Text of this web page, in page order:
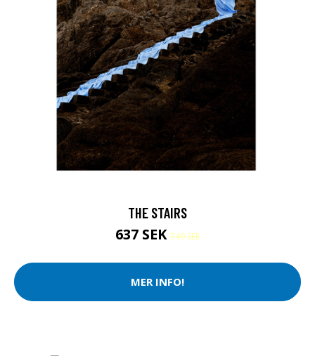
THE STAIRS
637 SEK749 SEK
MER INFO!